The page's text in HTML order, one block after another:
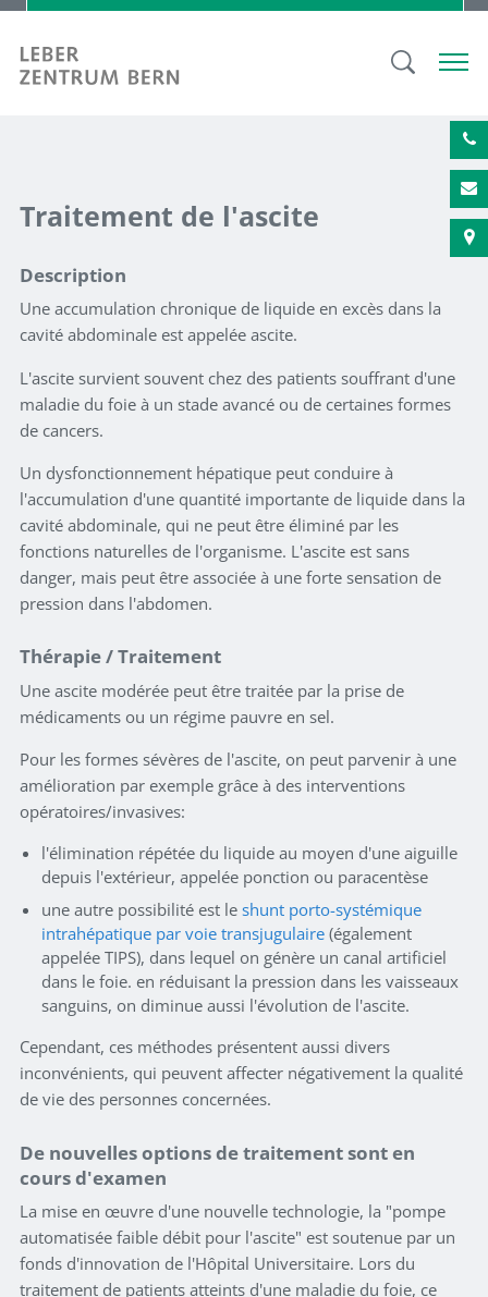
Traitement de l'ascite
Description
Une accumulation chronique de liquide en excès dans la
cavité abdominale est appelée ascite.
L'ascite survient souvent chez des patients souffrant d'une
maladie du foie à un stade avancé ou de certaines formes
de cancers.
Un dysfonctionnement hépatique peut conduire à
l'accumulation d'une quantité importante de liquide dans la
cavité abdominale, qui ne peut être éliminé par les
fonctions naturelles de l'organisme. L'ascite est sans
danger, mais peut être associée à une forte sensation de
pression dans l'abdomen.
Thérapie / Traitement
Une ascite modérée peut être traitée par la prise de
médicaments ou un régime pauvre en sel.
Pour les formes sévères de l'ascite, on peut parvenir à une
amélioration par exemple grâce à des interventions
opératoires/invasives:
l'élimination répétée du liquide au moyen d'une aiguille
depuis l'extérieur, appelée ponction ou paracentèse
une autre possibilité est le shunt porto-systémique
intrahépatique par voie transjugulaire (également
appelée TIPS), dans lequel on génère un canal artificiel
dans le foie. en réduisant la pression dans les vaisseaux
sanguins, on diminue aussi l'évolution de l'ascite.
Cependant, ces méthodes présentent aussi divers
inconvénients, qui peuvent affecter négativement la qualité
de vie des personnes concernées.
De nouvelles options de traitement sont en
cours d'examen
La mise en œuvre d'une nouvelle technologie, la "pompe
automatisée faible débit pour l'ascite" est soutenue par un
fonds d'innovation de l'Hôpital Universitaire. Lors du
traitement de patients atteints d'une maladie du foie, ce